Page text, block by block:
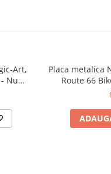
Art,
Nu
Placa metalica
Route 66